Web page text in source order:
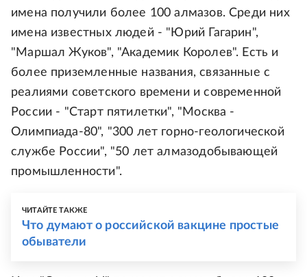
имена получили более 100 алмазов. Среди них
имена известных людей - "Юрий Гагарин",
"Маршал Жуков", "Академик Королев". Есть и
более приземленные названия, связанные с
реалиями советского времени и современной
России - "Старт пятилетки", "Москва -
Олимпиада-80", "300 лет горно-геологической
службе России", "50 лет алмазодобывающей
промышленности".
ЧИТАЙТЕ ТАКЖЕ
Что думают о российской вакцине простые
обыватели